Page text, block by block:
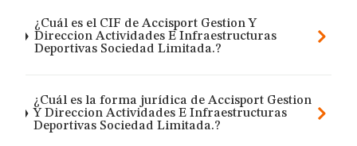
¿Cuál es el CIF de Accisport Gestion Y
Direccion Actividades E Infraestructuras
Deportivas Sociedad Limitada.?
¿Cuál es la forma jurídica de Accisport Gestion
Y Direccion Actividades E Infraestructuras
Deportivas Sociedad Limitada.?